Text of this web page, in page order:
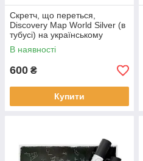
Скретч, що переться,
Discovery Map World Silver (в
тубусі) на українському
В наявності
600 ₴
Купити